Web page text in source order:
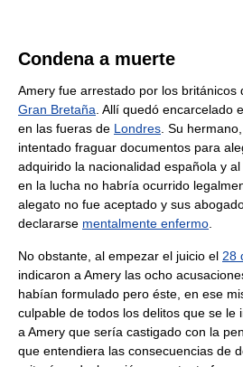
Condena a muerte
Amery fue arrestado por los británicos
Gran Bretaña . Allí quedó encarcelado
en las fueras de Londres . Su
intentado fraguar documentos para
adquirido la nacionalidad española y al
en la lucha no habría ocurrido
alegato no fue aceptado y sus
declararse mentalmente enfermo
No obstante, al empezar el juicio el 28
indicaron a Amery las ocho
habían formulado pero éste, en ese
culpable de todos los delitos que se le
a Amery que sería castigado con la
que entendiera las consecuencias de